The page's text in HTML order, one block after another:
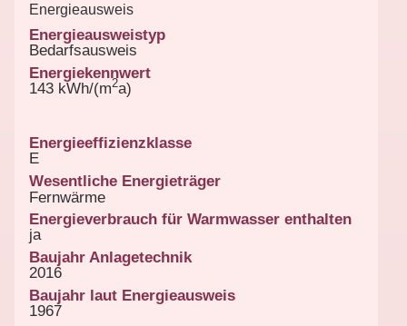
Energieausweis
Energieausweistyp
Bedarfsausweis
Energiekennwert
143 kWh/(m2a)
Energieeffizienzklasse
E
Wesentliche Energieträger
Fernwärme
Energieverbrauch für Warmwasser enthalten
ja
Baujahr Anlagetechnik
2016
Baujahr laut Energieausweis
1967